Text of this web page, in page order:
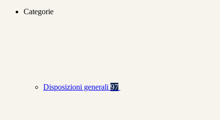
Categorie
Disposizioni generali 97